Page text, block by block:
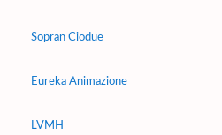
Sopran Ciodue
Eureka Animazione
LVMH